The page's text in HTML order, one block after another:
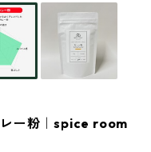
ー粉｜spice room